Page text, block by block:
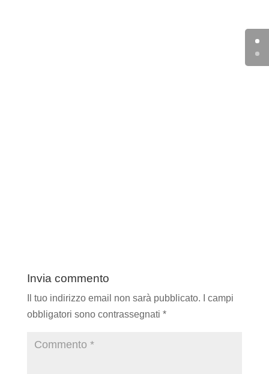
Invia commento
Il tuo indirizzo email non sarà pubblicato.
I campi
obbligatori sono contrassegnati *